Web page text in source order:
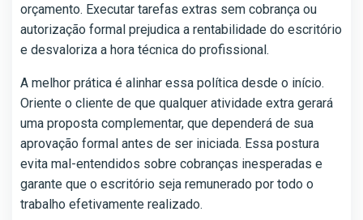
orçamento. Executar tarefas extras sem cobrança ou
autorização formal prejudica a rentabilidade do escritório
e desvaloriza a hora técnica do profissional.
A melhor prática é alinhar essa política desde o início.
Oriente o cliente de que qualquer atividade extra gerará
uma proposta complementar, que dependerá de sua
aprovação formal antes de ser iniciada. Essa postura
evita mal-entendidos sobre cobranças inesperadas e
garante que o escritório seja remunerado por todo o
trabalho efetivamente realizado.